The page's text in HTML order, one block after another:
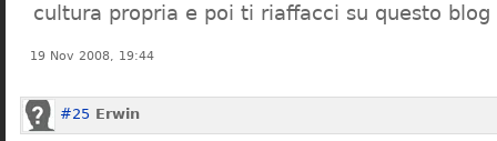
cultura propria e poi ti riaffacci su questo blog
19 Nov 2008, 19:44
#25 Erwin